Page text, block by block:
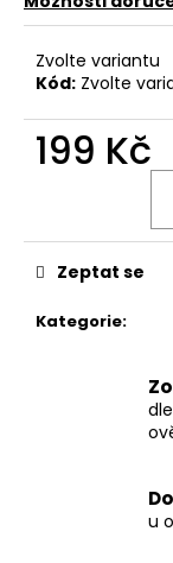
Zvolte variantu
Kód: Zvolte
199 Kč
Kategorie:
Zeptat se
u
č
u
m
SHOTS
ACAI